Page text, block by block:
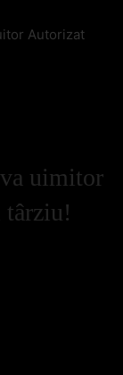
Autorizat
uimitor